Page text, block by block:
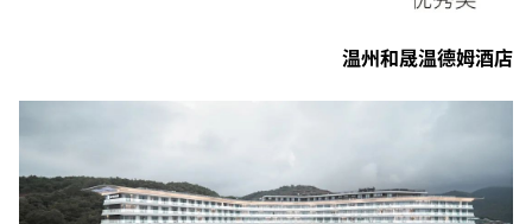
温州和晟温德姆酒店